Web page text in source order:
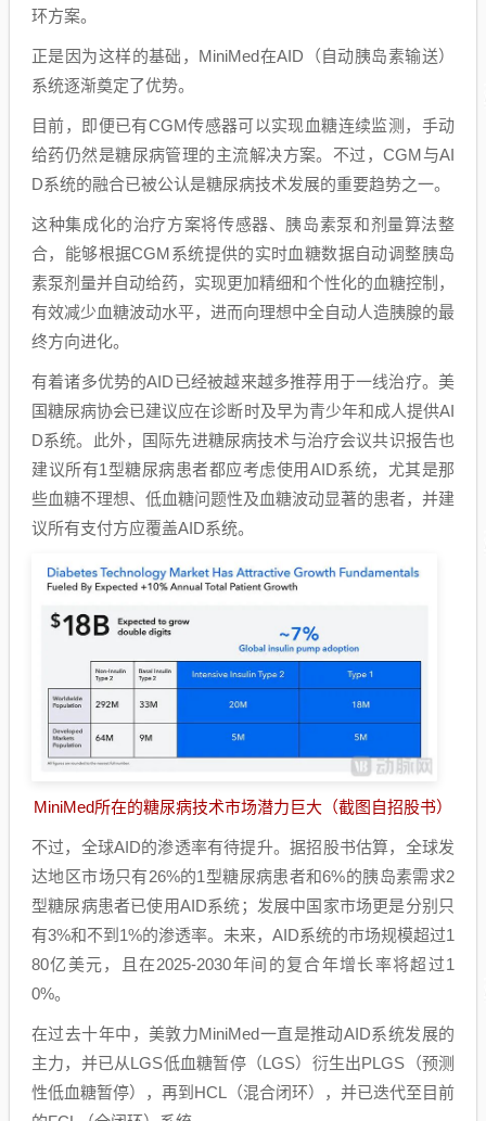
环方案。
正是因为这样的基础，MiniMed在AID（自动胰岛素输送）
系统逐渐奠定了优势。
目前，即便已有CGM传感器可以实现血糖连续监测，手动
给药仍然是糖尿病管理的主流解决方案。不过，CGM与AI
D系统的融合已被公认是糖尿病技术发展的重要趋势之一。
这种集成化的治疗方案将传感器、胰岛素泵和剂量算法整
合，能够根据CGM系统提供的实时血糖数据自动调整胰岛
素泵剂量并自动给药，实现更加精细和个性化的血糖控制，
有效减少血糖波动水平，进而向理想中全自动人造胰腺的最
终方向进化。
有着诸多优势的AID已经被越来越多推荐用于一线治疗。美
国糖尿病协会已建议应在诊断时及早为青少年和成人提供AI
D系统。此外，国际先进糖尿病技术与治疗会议共识报告也
建议所有1型糖尿病患者都应考虑使用AID系统，尤其是那
些血糖不理想、低血糖问题性及血糖波动显著的患者，并建
议所有支付方应覆盖AID系统。
MiniMed所在的糖尿病技术市场潜力巨大（截图自招股书）
不过，全球AID的渗透率有待提升。据招股书估算，全球发
达地区市场只有26%的1型糖尿病患者和6%的胰岛素需求2
型糖尿病患者已使用AID系统；发展中国家市场更是分别只
有3%和不到1%的渗透率。未来，AID系统的市场规模超过1
80亿美元，且在2025-2030年间的复合年增长率将超过1
0%。
在过去十年中，美敦力MiniMed一直是推动AID系统发展的
主力，并已从LGS低血糖暂停（LGS）衍生出PLGS（预测
性低血糖暂停），再到HCL（混合闭环），并已迭代至目前